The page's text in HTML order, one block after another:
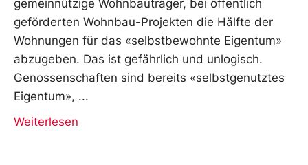
gemeinnützige Wohnbauträger, bei öffentlich
geförderten Wohnbau-Projekten die Hälfte der
Wohnungen für das «selbstbewohnte Eigentum»
abzugeben. Das ist gefährlich und unlogisch.
Genossenschaften sind bereits «selbstgenutztes
Eigentum»,
Weiterlesen